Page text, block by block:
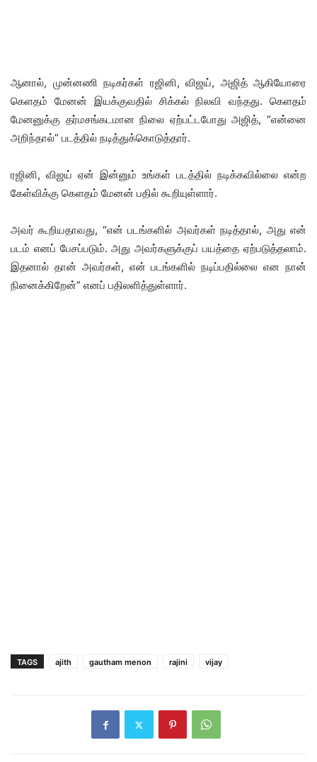
ஆனால், முன்னணி நடிகர்கள் ரஜினி, விஜய், அஜித் ஆகியோரை
கெளதம் மேனன் இயக்குவதில் சிக்கல் நிலவி வந்தது. கெளதம்
மேனனுக்கு தர்மசங்கடமான நிலை ஏற்பட்டபோது அஜித், “என்னை
அறிந்தால்” படத்தில் நடித்துக்கொடுத்தார்.
ரஜினி, விஜய் ஏன் இன்னும் உங்கள் படத்தில் நடிக்கவில்லை என்ற
கேள்விக்கு கெளதம் மேனன் பதில் கூறியுள்ளார்.
அவர் கூறியதாவது, “என் படங்களில் அவர்கள் நடித்தால், அது என்
படம் எனப் பேசப்படும். அது அவர்களுக்குப் பயத்தை ஏற்படுத்தலாம்.
இதனால் தான் அவர்கள், என் படங்களில் நடிப்பதில்லை என நான்
நினைக்கிறேன்” எனப் பதிலளித்துள்ளார்.
TAGS ajith gautham menon rajini vijay